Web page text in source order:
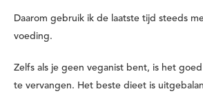
Daarom gebruik ik de laatste tijd steeds
voeding.
Zelfs als je geen veganist bent, is het
te vervangen. Het beste dieet is